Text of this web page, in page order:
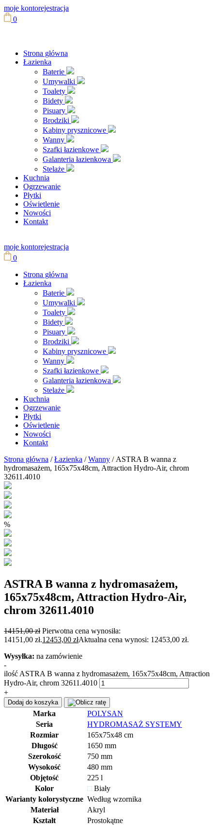
moje kontorejestracja
0
Strona główna
Łazienka
Baterie
Umywalki
Toalety
Bidety
Pisuary
Brodziki
Kabiny prysznicowe
Wanny
Szafki łazienkowe
Galanteria łazienkowa
Stelaże
Kuchnia
Ogrzewanie
Płytki
Oświetlenie
Nowości
Kontakt
moje kontorejestracja
0
Strona główna
Łazienka
Baterie
Umywalki
Toalety
Bidety
Pisuary
Brodziki
Kabiny prysznicowe
Wanny
Szafki łazienkowe
Galanteria łazienkowa
Stelaże
Kuchnia
Ogrzewanie
Płytki
Oświetlenie
Nowości
Kontakt
Strona główna /Łazienka /Wanny / ASTRA B wanna z
hydromasażem, 165x75x48cm, Attraction Hydro-Air, chrom
32611.4010
%
ASTRA B wanna z hydromasażem,
165x75x48cm, Attraction Hydro-Air,
chrom 32611.4010
14151,00zł Pierwotna cena wynosiła:
14151,00 zł.12453,00 złAktualna cena wynosi: 12453,00 zł.
Wysyłka: na zamówienie
-
ilość ASTRA B wanna z hydromasażem, 165x75x48cm, Attraction
Hydro-Air, chrom 32611.4010
+
Dodaj do koszyka
Marka
POLYSAN
Seria
HYDROMASAŻ SYSTEMY
Rozmiar
165x75x48 cm
Długość
1650 mm
Szerokość
750 mm
Wysokość
480 mm
Objętość
225 l
Kolor
Biały
Warianty kolorystyczne Według wzornika
Materiał
Akryl
Kształt
Prostokątne